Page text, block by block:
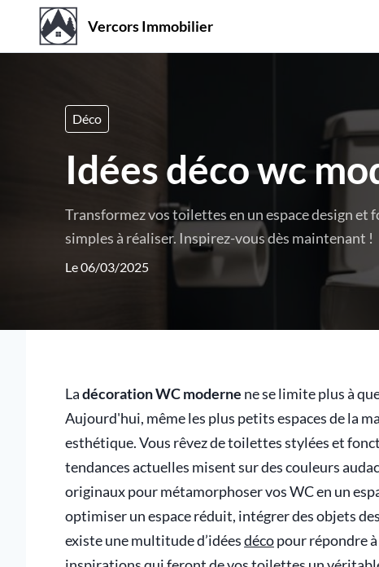
Vercors Immobilier
Déco
Idées déco wc
Transformez vos toilettes en un espace design et
simples à réaliser. Inspirez-vous dès maintenant !
Le 06/03/2025
Ladécoration WC moderne ne se limite plus à
Aujourd'hui, même les plus petits espaces de la
esthétique. Vous rêvez de toilettes stylées et
tendances actuelles misent sur des couleurs
originaux pour métamorphoser vos WC en un
optimiser un espace réduit, intégrer des objets
existe une multitude d’idéesdécopour répondre